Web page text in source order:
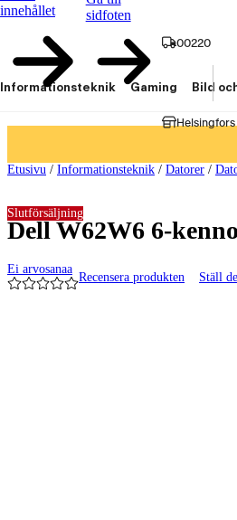
innehållet
sidfoten
00220
Informationsteknik Gaming Bild
Etusivu / Informationsteknik / Datorer /
Dell W62W6 6-
Ei arvosanaa
Recensera produkten Ställ
Slutförsäljning